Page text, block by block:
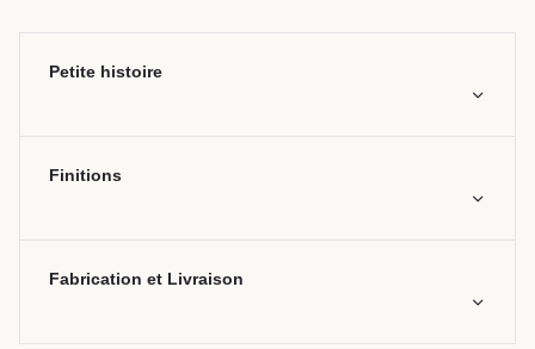
Petite histoire
Finitions
Fabrication et Livraison